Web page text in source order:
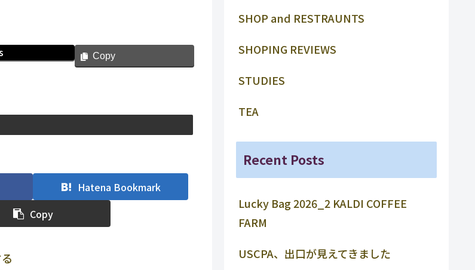
Copy
Hatena Bookmark
Copy
SHOP and RESTRAUNTS
SHOPING REVIEWS
STUDIES
TEA
Recent Posts
Lucky Bag 2026_2 KALDI COFFEE
FARM
USCPA、出口が見えてきました